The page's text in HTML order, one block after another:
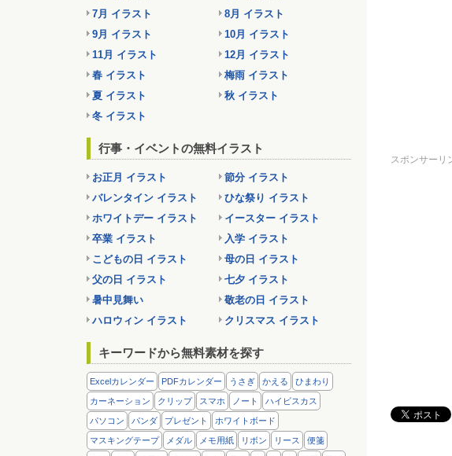
スポンサーリ
7月 イラスト
8月 イラスト
9月 イラスト
10月 イラスト
11月 イラスト
12月 イラスト
春 イラスト
梅雨 イラスト
夏 イラスト
秋 イラスト
冬 イラスト
行事・イベントの無料イラスト
お正月 イラスト
節分 イラスト
バレンタイン イラスト
ひな祭り イラスト
ホワイトデー イラスト
イースター イラスト
卒業 イラスト
入学 イラスト
こどもの日 イラスト
母の日 イラスト
父の日 イラスト
七夕 イラスト
暑中見舞い
敬老の日 イラスト
ハロウィン イラスト
クリスマス イラスト
キーワードから無料素材を探す
Excelカレンダー PDFカレンダー うさぎ かえる ひまわり
カーネーション クリップ スマホ ノート ハイビスカス
パソコン パンダ プレゼント ホワイトボード
マスキングテープ メダル メモ用紙 リボン リース 便箋